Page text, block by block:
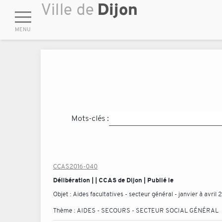
Mots-clés :
CCAS2016-040
Délibération | | CCAS de Dijon | Publié le
Objet : Aides facultatives - secteur général - janvier à avril
Thème : AIDES - SECOURS - SECTEUR SOCIAL GÉNÉRAL